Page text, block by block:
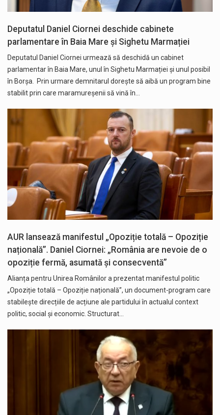
Deputatul Daniel Ciornei deschide cabinete
parlamentare în Baia Mare și Sighetu Marmației
Deputatul Daniel Ciornei urmează să deschidă un cabinet
parlamentar în Baia Mare, unul în Sighetu Marmației și unul posibil
în Borșa. Prin urmare demnitarul dorește să aibă un program bine
stabilit prin care maramureșenii să vină în…
AUR lansează manifestul „Opoziție totală – Opoziție
națională”. Daniel Ciornei: „România are nevoie de o
opoziție fermă, asumată și consecventă”
Alianța pentru Unirea Românilor a prezentat manifestul politic
„Opoziție totală – Opoziție națională”, un document-program care
stabilește direcțiile de acțiune ale partidului în actualul context
politic, social și economic. Structurat…